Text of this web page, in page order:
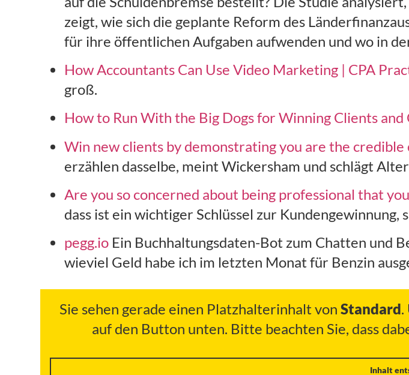
zeigt, wie sich die geplante Reform des
für ihre öffentlichen Aufgaben aufwenden und wo in
How Accountants Can Use Video Marketing | CPA
groß.
How to Run With the Big Dogs for Winning Clients
Win new clients by demonstrating you are the
erzählen dasselbe, meint Wickersham und schlägt
Are you so concerned about being professional that
dass ist ein wichtiger Schlüssel zur Kundengewinnung,
pegg.io Ein Buchhaltungsdaten-Bot zum Chatten und
wieviel Geld habe ich im letzten Monat für Benzin
Sie sehen gerade einen Platzhalterinhalt von Standard.
auf den Button unten. Bitte beachten Sie, dass
Inhalt